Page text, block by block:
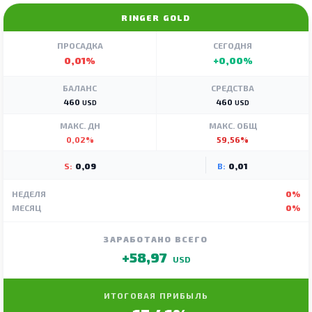
RINGER GOLD
ПРОСАДКА
0,01%
СЕГОДНЯ
+0,00%
БАЛАНС
460 USD
СРЕДСТВА
460 USD
МАКС. ДН
0,02%
МАКС. ОБЩ
59,56%
S: 0,09 B: 0,01
НЕДЕЛЯ
0%
МЕСЯЦ
0%
ЗАРАБОТАНО ВСЕГО
+58,97 USD
ИТОГОВАЯ ПРИБЫЛЬ